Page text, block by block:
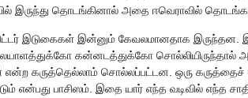
இருந்து தொடங்கினால் அதை ஈவெராவில்
இடுகைகள் இன்னும் கேவலமானதாக இருந்தன.
கன்னடத்துக்கோ சொல்லியிருந்தால்
என்ற கருத்தெல்லாம் சொல்லப்பட்டன. ஒரு
என்பது பாசிஸம். இதை யார் எந்த வடிவில் எந்த